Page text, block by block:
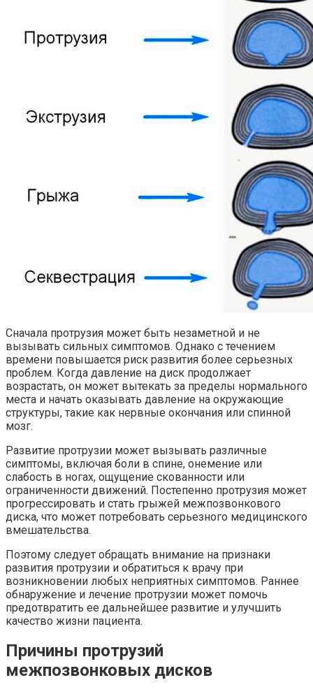
Сначала протрузия может быть незаметной и не
вызывать сильных симптомов. Однако с течением
времени повышается риск развития более серьезных
проблем. Когда давление на диск продолжает
возрастать, он может вытекать за пределы нормального
места и начать оказывать давление на окружающие
структуры, такие как нервные окончания или спинной
мозг.
Развитие протрузии может вызывать различные
симптомы, включая боли в спине, онемение или
слабость в ногах, ощущение скованности или
ограниченности движений. Постепенно протрузия может
прогрессировать и стать грыжей межпозвонкового
диска, что может потребовать серьезного медицинского
вмешательства.
Поэтому следует обращать внимание на признаки
развития протрузии и обратиться к врачу при
возникновении любых неприятных симптомов. Раннее
обнаружение и лечение протрузии может помочь
предотвратить ее дальнейшее развитие и улучшить
качество жизни пациента.
Причины протрузий
межпозвонковых дисков